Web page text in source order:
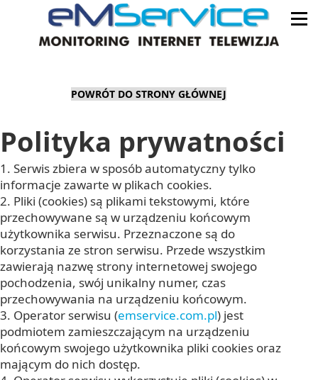
POWRÓT DO STRONY GŁÓWNEJ
Polityka prywatności
1. Serwis zbiera w sposób automatyczny tylko
informacje zawarte w plikach cookies.
2. Pliki (cookies) są plikami tekstowymi, które
przechowywane są w urządzeniu końcowym
użytkownika serwisu. Przeznaczone są do
korzystania ze stron serwisu. Przede wszystkim
zawierają nazwę strony internetowej swojego
pochodzenia, swój unikalny numer, czas
przechowywania na urządzeniu końcowym.
3. Operator serwisu (emservice.com.pl) jest
podmiotem zamieszczającym na urządzeniu
końcowym swojego użytkownika pliki cookies oraz
mającym do nich dostęp.